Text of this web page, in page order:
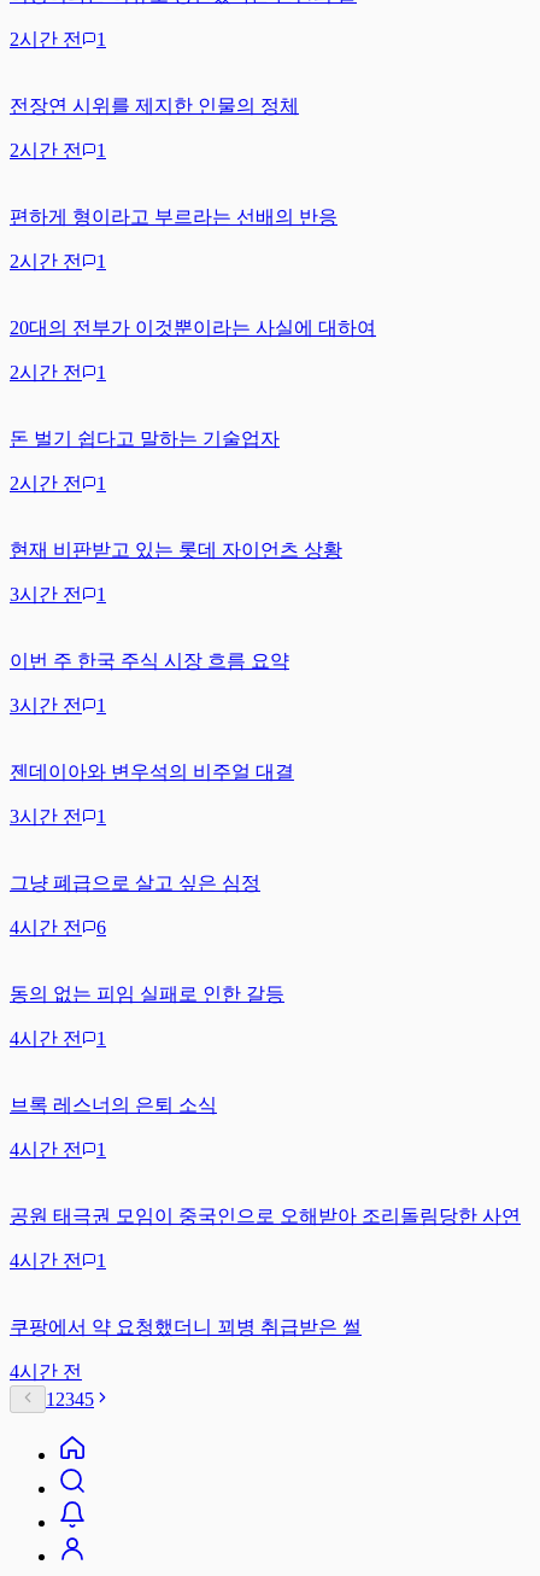
2시간 전 1
전장연 시위를 제지한 인물의 정체
2시간 전 1
편하게 형이라고 부르라는 선배의 반응
2시간 전 1
20대의 전부가 이것뿐이라는 사실에 대하여
2시간 전 1
돈 벌기 쉽다고 말하는 기술업자
2시간 전 1
현재 비판받고 있는 롯데 자이언츠 상황
3시간 전 1
이번 주 한국 주식 시장 흐름 요약
3시간 전 1
젠데이아와 변우석의 비주얼 대결
3시간 전 1
그냥 폐급으로 살고 싶은 심정
4시간 전 6
동의 없는 피임 실패로 인한 갈등
4시간 전 1
브록 레스너의 은퇴 소식
4시간 전 1
공원 태극권 모임이 중국인으로 오해받아 조리돌림당한 사연
4시간 전 1
쿠팡에서 약 요청했더니 꾀병 취급받은 썰
4시간 전
1 2345